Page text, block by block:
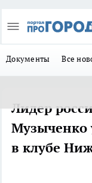
Документы Все
Лидер
Музыченко
в клубе